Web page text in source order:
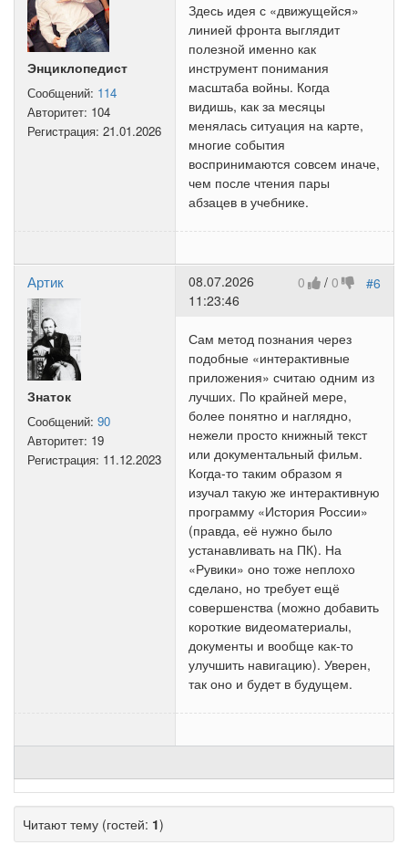
Энциклопедист
Сообщений: 114
Авторитет: 104
Регистрация: 21.01.2026
Здесь идея с «движущейся»
линией фронта выглядит
полезной именно как
инструмент понимания
масштаба войны. Когда
видишь, как за месяцы
менялась ситуация на карте,
многие события
воспринимаются совсем иначе,
чем после чтения пары
абзацев в учебнике.
Артик
Знаток
Сообщений: 90
Авторитет: 19
Регистрация: 11.12.2023
#6
0 / 0
08.07.2026
11:23:46
Сам метод познания через
подобные «интерактивные
приложения» считаю одним из
лучших. По крайней мере,
более понятно и наглядно,
нежели просто книжный текст
или документальный фильм.
Когда-то таким образом я
изучал такую же интерактивную
программу «История России»
(правда, её нужно было
устанавливать на ПК). На
«Рувики» оно тоже неплохо
сделано, но требует ещё
совершенства (можно добавить
короткие видеоматериалы,
документы и вообще как-то
улучшить навигацию). Уверен,
так оно и будет в будущем.
Читают тему (гостей: 1)